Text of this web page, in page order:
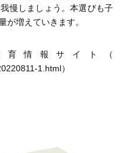
慢しましょう。本選びも子
が増えていきます。
情報サイト（
1.html）